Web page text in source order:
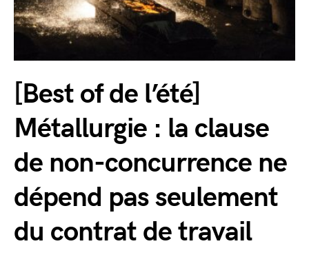
[Best of de l’été]
Métallurgie : la clause
de non-concurrence ne
dépend pas seulement
du contrat de travail